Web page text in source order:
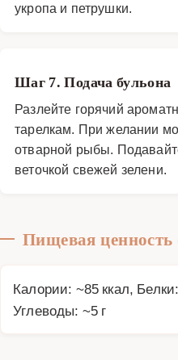
укропа и петрушки.
Шаг 7. Подача бульона
Разлейте горячий
тарелкам. При желании
отварной рыбы.
веточкой свежей зелени.
Пищевая
Калории: ~85 ккал,
Углеводы: ~5 г